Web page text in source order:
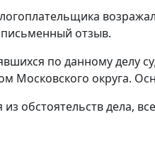
отзыв.
по данному делу
Московского округа.
из обстоятельств дела,